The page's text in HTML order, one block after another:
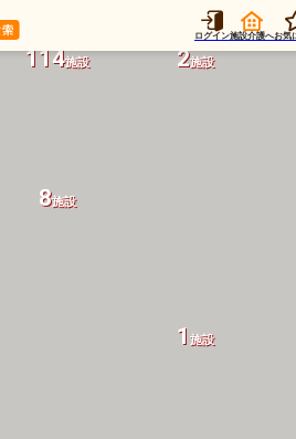
ログイン施設介護へお気
1 施設
8施設
114施設 2施設